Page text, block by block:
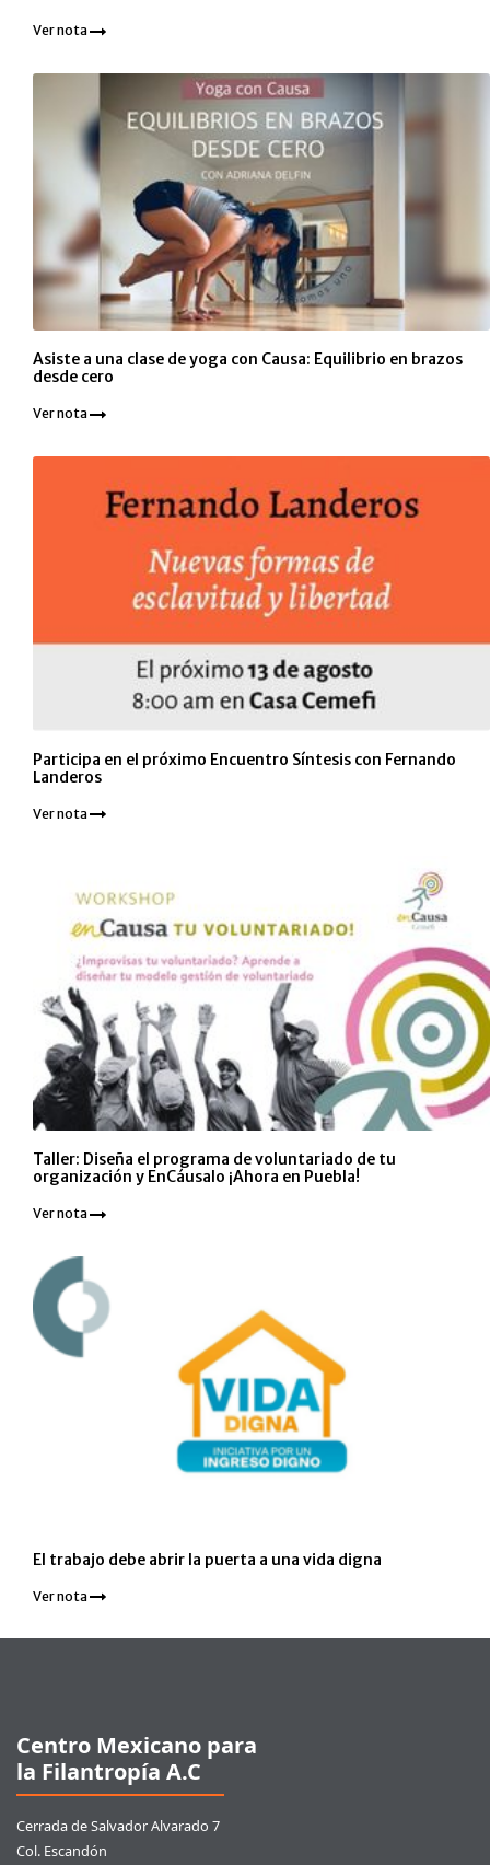
Ver nota
Asiste a una clase de yoga con Causa: Equilibrio en brazos
desde cero
Ver nota
Participa en el próximo Encuentro Síntesis con Fernando
Landeros
Ver nota
Taller: Diseña el programa de voluntariado de tu
organización y EnCáusalo ¡Ahora en Puebla!
Ver nota
El trabajo debe abrir la puerta a una vida digna
Ver nota
Centro Mexicano para
la Filantropía A.C
Cerrada de Salvador Alvarado 7
Col. Escandón